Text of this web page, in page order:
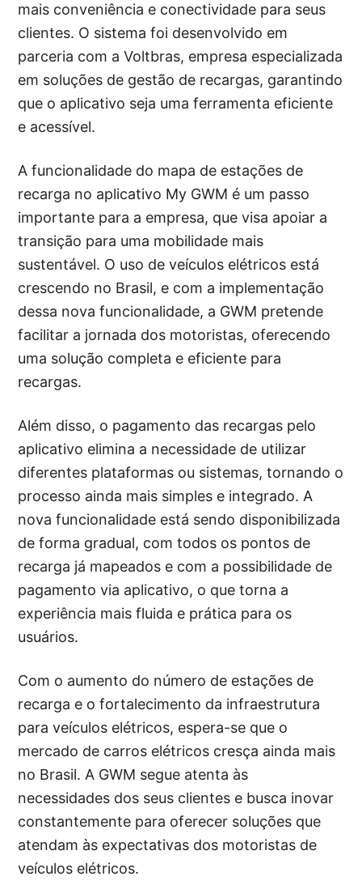
mais conveniência e conectividade para seus
clientes. O sistema foi desenvolvido em
parceria com a Voltbras, empresa especializada
em soluções de gestão de recargas, garantindo
que o aplicativo seja uma ferramenta eficiente
e acessível.
A funcionalidade do mapa de estações de
recarga no aplicativo My GWM é um passo
importante para a empresa, que visa apoiar a
transição para uma mobilidade mais
sustentável. O uso de veículos elétricos está
crescendo no Brasil, e com a implementação
dessa nova funcionalidade, a GWM pretende
facilitar a jornada dos motoristas, oferecendo
uma solução completa e eficiente para
recargas.
Além disso, o pagamento das recargas pelo
aplicativo elimina a necessidade de utilizar
diferentes plataformas ou sistemas, tornando o
processo ainda mais simples e integrado. A
nova funcionalidade está sendo disponibilizada
de forma gradual, com todos os pontos de
recarga já mapeados e com a possibilidade de
pagamento via aplicativo, o que torna a
experiência mais fluida e prática para os
usuários.
Com o aumento do número de estações de
recarga e o fortalecimento da infraestrutura
para veículos elétricos, espera-se que o
mercado de carros elétricos cresça ainda mais
no Brasil. A GWM segue atenta às
necessidades dos seus clientes e busca inovar
constantemente para oferecer soluções que
atendam às expectativas dos motoristas de
veículos elétricos.